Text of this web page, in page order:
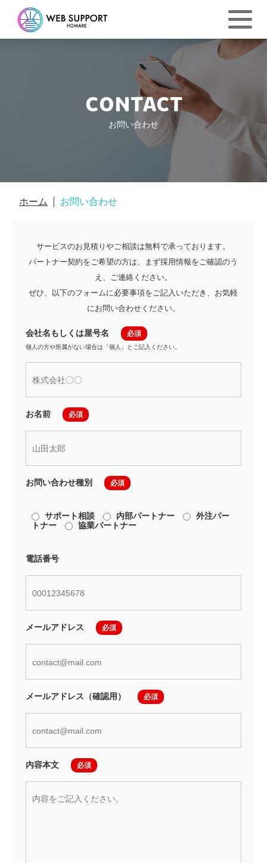
CONTACT
お問い合わせ
ホーム お問い合わせ
サービスのお見積りやご相談は無料で承っております。
パートナー契約をご希望の方は、まず採用情報をご確認のう
え、ご連絡ください。
ぜひ、以下のフォームに必要事項をご記入いただき、お気軽
にお問い合わせください。
会社名もしくは屋号名
個人の方や所属がない場合は「個人」とご記入ください。
お名前
お問い合わせ種別
サポート相談 内部パートナー
外注パー
トナー
協業パートナー
電話番号
メールアドレス
メールアドレス（確認用）
内容本文